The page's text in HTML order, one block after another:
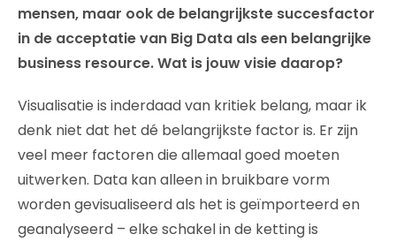
mensen, maar ook de belangrijkste succesfactor
in de acceptatie van Big Data als een belangrijke
business resource. Wat is jouw visie daarop?
Visualisatie is inderdaad van kritiek belang, maar ik
denk niet dat het dé belangrijkste factor is. Er zijn
veel meer factoren die allemaal goed moeten
uitwerken. Data kan alleen in bruikbare vorm
worden gevisualiseerd als het is geïmporteerd en
geanalyseerd – elke schakel in de ketting is